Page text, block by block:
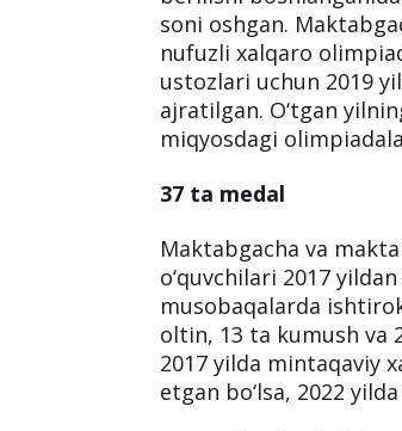
soni oshgan.
nufuzli xalqaro
ustozlari uchun 2019
ajratilgan. O‘tgan
miqyosdagi
37 ta medal
Maktabgacha va
o‘quvchilari 2017
musobaqalarda
oltin, 13 ta kumush va
2017 yilda mintaqaviy
etgan bo‘lsa, 2022